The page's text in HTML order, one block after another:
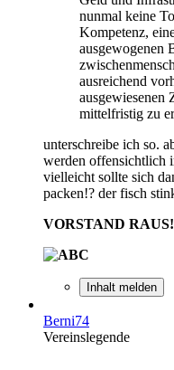
nunmal keine
Kompetenz,
ausgewogenen
ausreichend
ausgewiesenen
mittelfristig zu
unterschreibe ich so.
werden offensichtlich
vielleicht sollte sich
packen!? der fisch
VORSTAND RAUS!
Inhalt melden
Berni74
Vereinslegende